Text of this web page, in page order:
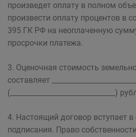
произведет оплату в полном
произвести оплату процентов в
395 ГК РФ на неоплаченную
просрочки платежа.
3. Оценочная стоимость
составляет
(______________________________)
4. Настоящий договор вступает
подписания. Право